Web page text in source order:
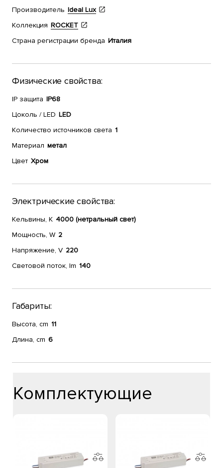
Производитель Ideal Lux
Коллекция ROCKET
Страна регистрации бренда Италия
Физические свойства:
IP защита IP68
Цоколь / LED LED
Количество источников света 1
Материал метал
Цвет Хром
Электрические свойства:
Кельвины, К 4000 (нетральный свет)
Мощность, W 2
Напряжение, V 220
Световой поток, lm 140
Габариты:
Высота, cm 11
Длина, cm 6
Комплектующие